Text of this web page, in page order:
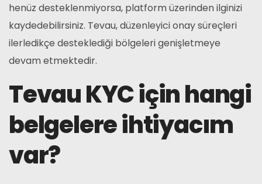
henüz desteklenmiyorsa, platform üzerinden ilginizi
kaydedebilirsiniz. Tevau, düzenleyici onay süreçleri
ilerledikçe desteklediği bölgeleri genişletmeye
devam etmektedir.
Tevau KYC için hangi
belgelere ihtiyacım
var?